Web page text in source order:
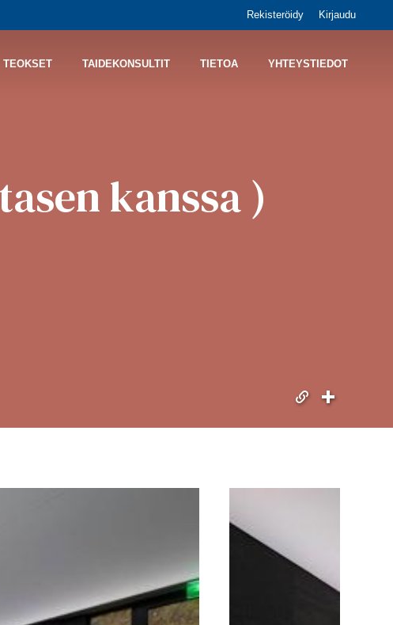
Rekisteröidy Kirjaudu
TEOKSET TAIDEKONSULTIT TIETOA YHTEYSTIEDOT
kanssa )